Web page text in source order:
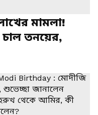
মামলা!
চাল তনয়ের,